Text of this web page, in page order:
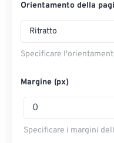
Orientamento della
Ritratto
Specificare
Margine (px)
Specificare i margini